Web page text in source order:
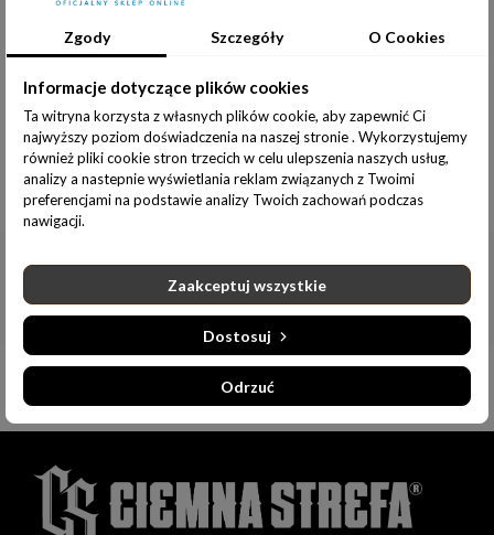
Udostępnij:
Informacje dodatkowe
Zgody Szczegóły O Cookies
Informacje dotyczące plików cookies
Ta witryna korzysta z własnych plików cookie, aby zapewnić Ci
najwyższy poziom doświadczenia na naszej stronie . Wykorzystujemy
również pliki cookie stron trzecich w celu ulepszenia naszych usług,
analizy a nastepnie wyświetlania reklam związanych z Twoimi
preferencjami na podstawie analizy Twoich zachowań podczas
nawigacji.
Odrzuć
Dostosuj
Zaakceptuj wszystkie